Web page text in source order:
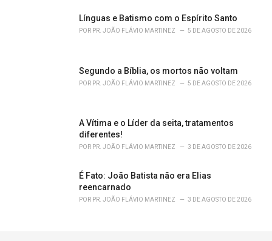
Línguas e Batismo com o Espírito Santo
POR PR. JOÃO FLÁVIO MARTINEZ 5 DE AGOSTO DE 2026
Segundo a Bíblia, os mortos não voltam
POR PR. JOÃO FLÁVIO MARTINEZ 5 DE AGOSTO DE 2026
A Vítima e o Líder da seita, tratamentos
diferentes!
POR PR. JOÃO FLÁVIO MARTINEZ 3 DE AGOSTO DE 2026
É Fato: João Batista não era Elias
reencarnado
POR PR. JOÃO FLÁVIO MARTINEZ 3 DE AGOSTO DE 2026